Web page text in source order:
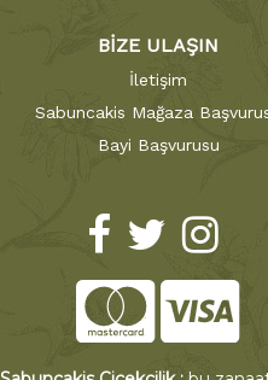
BİZE ULAŞIN
İletişim
Sabuncakis Mağaza
Bayi Başvurusu